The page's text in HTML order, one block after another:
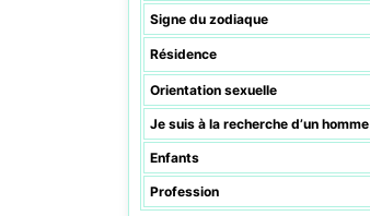
Signe du zodiaque
Résidence
Orientation sexuelle
Je suis à la recherche d’un homme
Enfants
Profession